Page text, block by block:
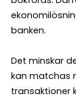
banken.
Det minskar
kan matchas
transaktioner